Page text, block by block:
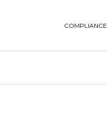
COMPLIANCE